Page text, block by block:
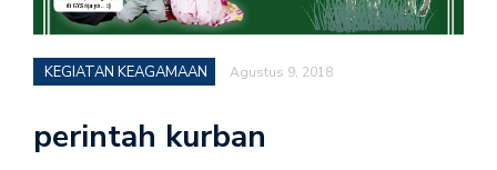
KEGIATAN KEAGAMAAN Agustus 9, 2018
perintah kurban